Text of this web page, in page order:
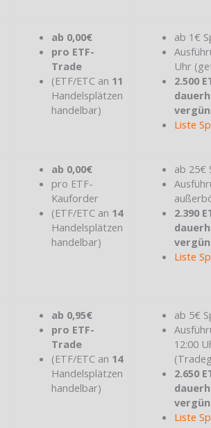
ab 0,00€
pro ETF-
Trade
(ETF/ETC an 11
Handelsplätzen
handelbar)
ab 1€
Uhr
2.500
Liste
ab 0,00€
pro ETF-
Kauforder
(ETF/ETC an 14
Handelsplätzen
handelbar)
ab 25€
2.390
Liste
ab 0,95€
pro ETF-
Trade
(ETF/ETC an 14
Handelsplätzen
handelbar)
ab 5€
12:00
2.650
Liste